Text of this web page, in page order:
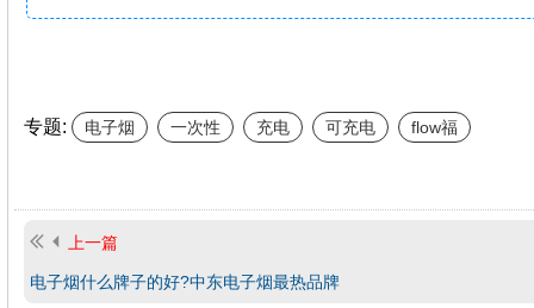
专题: 电子烟 一次性 充电 可充电 flow福
上一篇
电子烟什么牌子的好?中东电子烟最热品牌